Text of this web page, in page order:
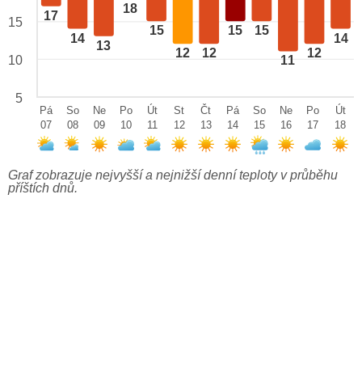
17
14
13
18
15
12 12
15 15
11
12
14
15
10
5
Pá
07
So
08
Ne
09
Po
10
Út
11
St
12
Čt
13
Pá
14
So
15
Ne
16
Po
17
Út
18
Graf zobrazuje nejvyšší a nejnižší denní teploty v průběhu
příštích dnů.